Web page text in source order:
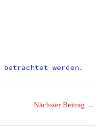
betrachtet werden.
Nächster Beitrag →